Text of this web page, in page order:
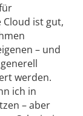
ist gut,
– und
werden.
ich in
– aber